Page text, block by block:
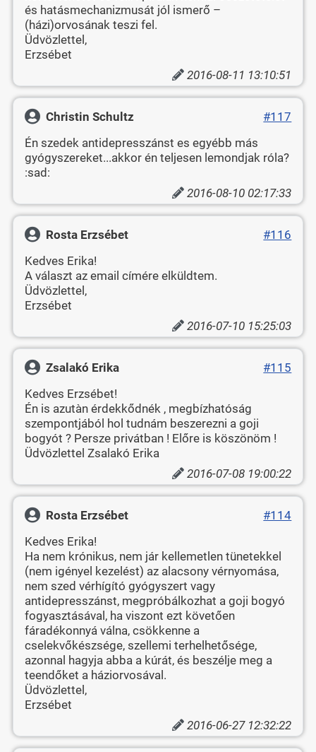
és hatásmechanizmusát jól ismerő –
(házi)orvosának teszi fel.
Üdvözlettel,
Erzsébet
2016-08-11 13:10:51
Christin Schultz
#117
Én szedek antidepresszánst es egyébb más
gyógyszereket...akkor én teljesen lemondjak róla?
:sad:
2016-08-10 02:17:33
Rosta Erzsébet
#116
Kedves Erika!
A választ az email címére elküldtem.
Üdvözlettel,
Erzsébet
2016-07-10 15:25:03
Zsalakó Erika
#115
Kedves Erzsébet!
Én is azutàn érdekkődnék , megbízhatóság
szempontjából hol tudnám beszerezni a goji
bogyót ? Persze privátban ! Előre is köszönöm !
Üdvözlettel Zsalakó Erika
2016-07-08 19:00:22
Rosta Erzsébet
#114
Kedves Erika!
Ha nem krónikus, nem jár kellemetlen tünetekkel
(nem igényel kezelést) az alacsony vérnyomása,
nem szed vérhígító gyógyszert vagy
antidepresszánst, megpróbálkozhat a goji bogyó
fogyasztásával, ha viszont ezt követően
fáradékonnyá válna, csökkenne a
cselekvőkészsége, szellemi terhelhetősége,
azonnal hagyja abba a kúrát, és beszélje meg a
teendőket a háziorvosával.
Üdvözlettel,
Erzsébet
2016-06-27 12:32:22